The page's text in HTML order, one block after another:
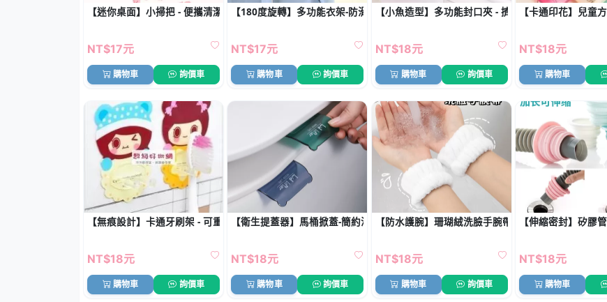
【迷你桌面】小掃把 - 便攜清潔灰塵碎屑小工具
NT$17元
購物車 詢價車
【180度旋轉】多功能衣架-防滑掛架
NT$17元
購物車 詢價車
【小魚造型】多功能封口夾 - 擠牙膏去皮器
NT$18元
購物車 詢價車
【卡通印花】兒童
NT$18元
購物車
【無痕設計】卡通牙刷架 - 可重複使用
NT$18元
購物車 詢價車
【衛生提蓋器】馬桶掀蓋-簡約浴室必備把手
NT$18元
購物車 詢價車
【防水護腕】珊瑚絨洗臉手腕帶2入 - 袖口防濕擦汗神
NT$18元
購物車 詢價車
【伸縮密封】矽膠
NT$18元
購物車